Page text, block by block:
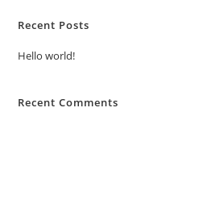
Recent Posts
Hello world!
Recent Comments